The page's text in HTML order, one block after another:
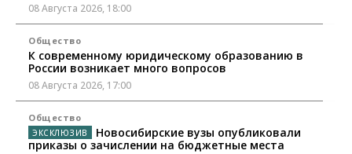
08 Августа 2026, 18:00
Общество
К современному юридическому образованию в
России возникает много вопросов
08 Августа 2026, 17:00
Общество
Новосибирские вузы опубликовали
приказы о зачислении на бюджетные места